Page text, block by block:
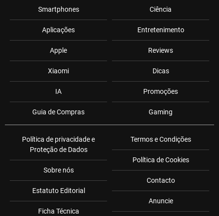
Smartphones
Aplicações
Apple
Xiaomi
IA
Guia de Compras
Ciência
Entretenimento
Reviews
Dicas
Promoções
Gaming
Política de privacidade e
Proteção de Dados
Sobre nós
Estatuto Editorial
Ficha Técnica
Termos e Condições
Política de Cookies
Contacto
Anuncie